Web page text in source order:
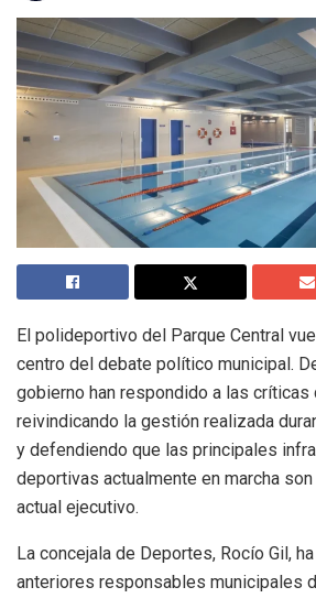
El polideportivo del Parque Central
centro del debate político municipal.
gobierno han respondido a las críticas
reivindicando la gestión realizada
y defendiendo que las principales
deportivas actualmente en marcha
actual ejecutivo.
La concejala de Deportes, Rocío Gil,
anteriores responsables municipales